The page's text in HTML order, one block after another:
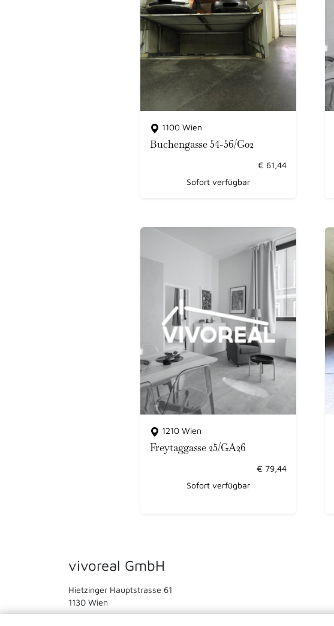
1100 Wien
Buchengasse 54-56/G02
€ 61,44
Sofort verfügbar
1210 Wien
Freytaggasse 25/GA26
€ 79,44
Sofort verfügbar
vivoreal GmbH
Hietzinger Hauptstrasse 61
1130 Wien